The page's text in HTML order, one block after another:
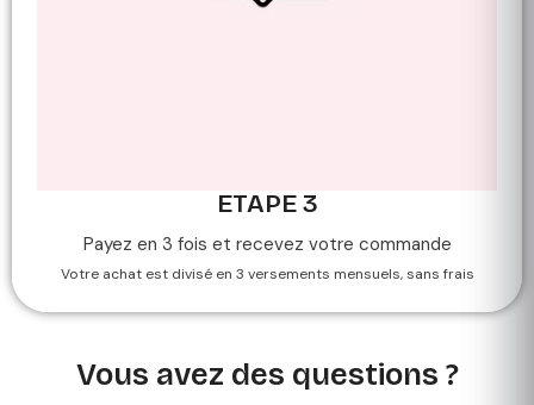
ETAPE 3
Payez en 3 fois et recevez votre commande
Votre achat est divisé en 3 versements mensuels, sans frais
Vous avez des questions ?